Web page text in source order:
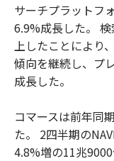
サーチプラットフ
6.9%成長した。
上したことにより
傾向を継続し、プ
成長した。
コマースは前年同
た。 2四半期の
4.8%増の11兆9000